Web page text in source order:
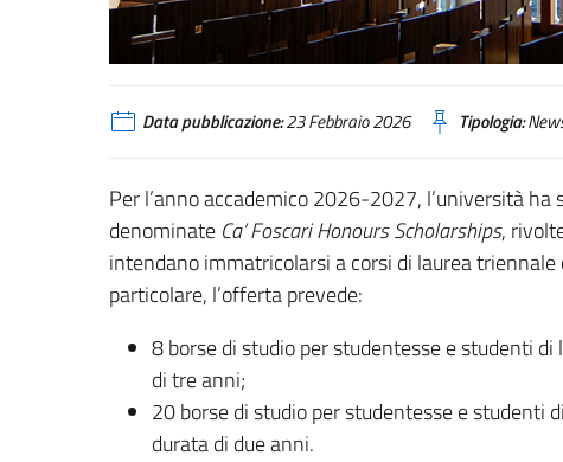
Data pubblicazione:23 Febbraio 2026 Tipologia:
Per l’anno accademico 2026-2027, l’università
denominate Ca’ Foscari Honours Scholarships,
intendano immatricolarsi a corsi di laurea triennale
particolare, l’offerta prevede:
8 borse di studio per studentesse e studenti
di tre anni;
20 borse di studio per studentesse e studenti
durata di due anni.